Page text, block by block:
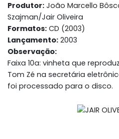
Produtor: João Marcello
Szajman/Jair Oliveira
Formatos: CD (2003)
Lançamento: 2003
Observação:
Faixa 10a: vinheta que
Tom Zé na secretária
foi processado para o disco.